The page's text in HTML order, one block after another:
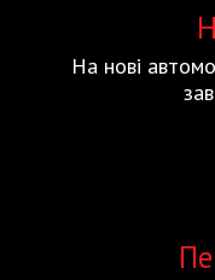
На нові